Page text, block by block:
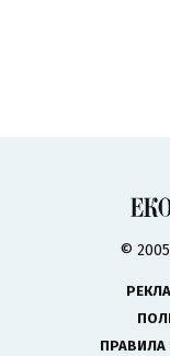
©
ПРАВИЛА